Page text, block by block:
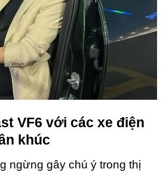
VF6 với các xe điện
khúc
ngừng gây chú ý trong thị